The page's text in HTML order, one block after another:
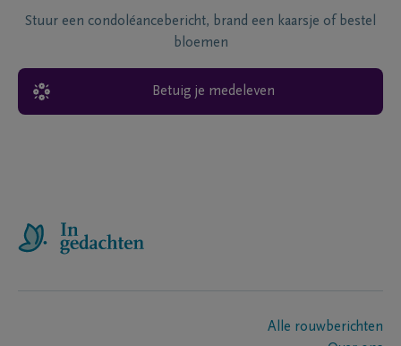
Stuur een condoléancebericht, brand een kaarsje of bestel
bloemen
Betuig je medeleven
Alle rouwberichten